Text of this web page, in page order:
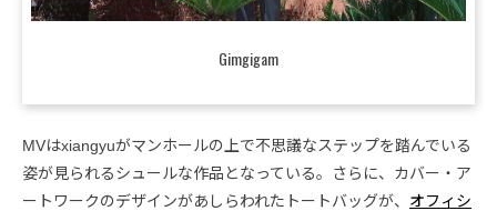
Gimgigam
MVはxiangyuがマンホールの上で不思議なステップを踏んでいる
姿が見られるシュールな作品となっている。さらに、カバー・ア
ートワークのデザインがあしらわれたトートバッグが、 オフィシ